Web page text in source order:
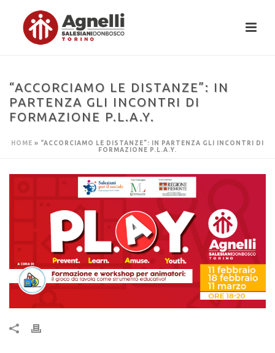
“ACCORCIAMO LE DISTANZE”: IN
PARTENZA GLI INCONTRI DI
FORMAZIONE P.L.A.Y.
HOME » “ACCORCIAMO LE DISTANZE”: IN PARTENZA GLI INCONTRI DI
FORMAZIONE P.L.A.Y.